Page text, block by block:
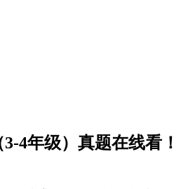
4年级）真题在线看！